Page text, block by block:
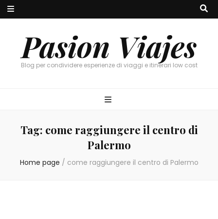
Pasion Viajes
Blog per condividere esperienze di viaggi e itinerari low cost
Tag: come raggiungere il centro di
Palermo
Home page / come raggiungere il centro di Palermo